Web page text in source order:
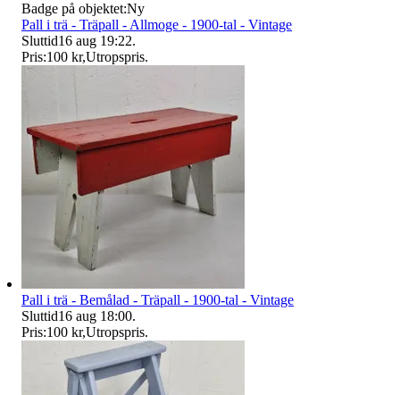
Badge på objektet:Ny
Pall i trä - Träpall - Allmoge - 1900-tal - Vintage
Sluttid16 aug 19:22.
Pris:100 kr,Utropspris.
Pall i trä - Bemålad - Träpall - 1900-tal - Vintage
Sluttid16 aug 18:00.
Pris:100 kr,Utropspris.